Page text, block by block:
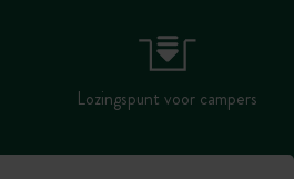
Lozingspunt voor campers